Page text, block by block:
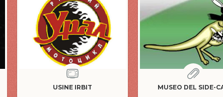
USINE IRBIT MUSEO DEL SIDE-